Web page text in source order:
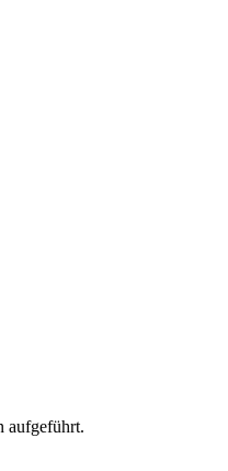
aufgeführt.